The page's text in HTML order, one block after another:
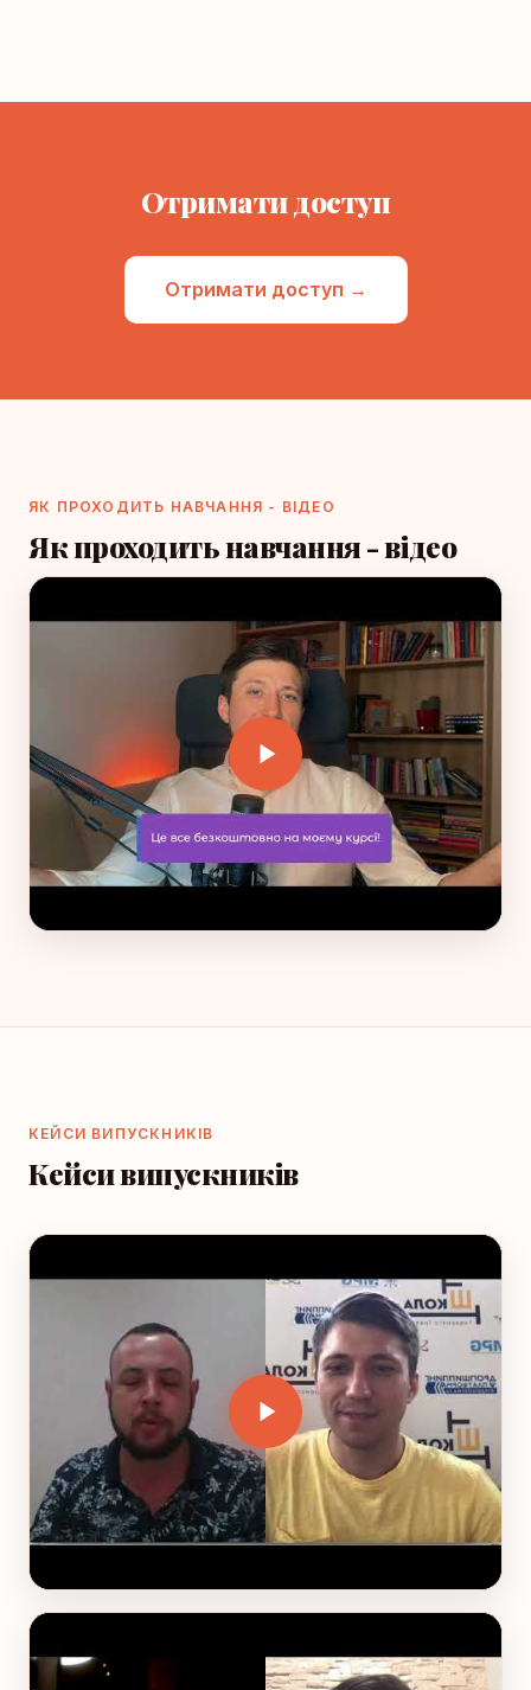
Отримати доступ
Отримати доступ →
ЯК ПРОХОДИТЬ НАВЧАННЯ - ВІДЕО
Як проходить навчання - відео
КЕЙСИ ВИПУСКНИКІВ
Кейси випускників